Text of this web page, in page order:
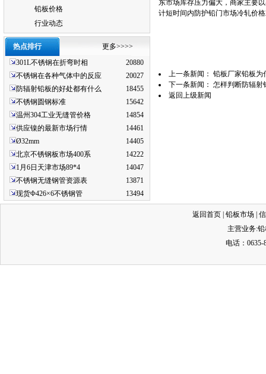
铅板价格
行业动态
热点排行
更多>>>>
301L不锈钢在折弯时相
20880
不锈钢在各种气体中的反应
20027
防辐射铅板的好处都有什么
18455
不锈钢圆钢标准
15642
温州304工业无缝管价格
14854
供应镍的最新市场行情
14461
Ø32mm
14405
北京不锈钢板市场400系
14222
1月6日天津市场89*4
14047
不锈钢无缝钢管资源表
13871
现货Φ426×6不锈钢管
13494
东市场库存压力偏大，商家主要
计短时间内防护铅门市场冷轧
上一条新闻： 铅板厂家铅板为
下一条新闻： 怎样判断防辐射
返回上级新闻
返回首页 铅板市场
主营业务:铅
电话：0635-